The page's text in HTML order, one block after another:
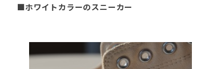
■ホワイトカラーのスニーカー